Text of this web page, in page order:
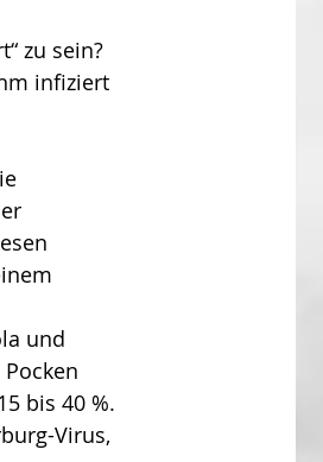
zu sein?
infiziert
und
bis 40 %.
Virus,